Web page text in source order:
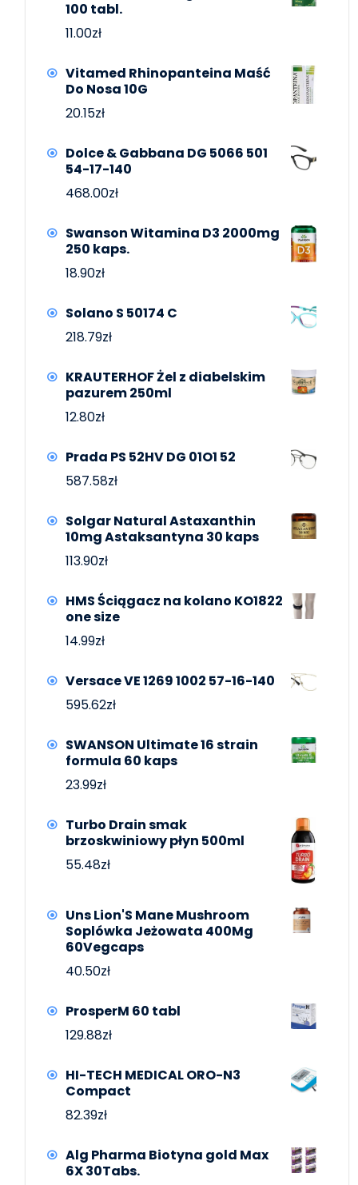
100 tabl.
11.00zł
Vitamed Rhinopanteina Maść
Do Nosa 10G
20.15zł
Dolce & Gabbana DG 5066 501
54-17-140
468.00zł
Swanson Witamina D3 2000mg
250 kaps.
18.90zł
Solano S 50174 C
218.79zł
KRAUTERHOF Żel z diabelskim
pazurem 250ml
12.80zł
Prada PS 52HV DG 01O1 52
587.58zł
Solgar Natural Astaxanthin
10mg Astaksantyna 30 kaps
113.90zł
HMS Ściągacz na kolano KO1822
one size
14.99zł
Versace VE 1269 1002 57-16-140
595.62zł
SWANSON Ultimate 16 strain
formula 60 kaps
23.99zł
Turbo Drain smak
brzoskwiniowy płyn 500ml
55.48zł
Uns Lion'S Mane Mushroom
Soplówka Jeżowata 400Mg
60Vegcaps
40.50zł
ProsperM 60 tabl
129.88zł
HI-TECH MEDICAL ORO-N3
Compact
82.39zł
Alg Pharma Biotyna gold Max
6X 30Tabs.